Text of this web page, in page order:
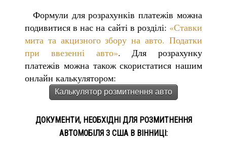
Формули для розрахунків платежів можна
подивитися в нас на сайті в розділі: «Ставки
мита та акцизного збору на авто. Податки
при ввезенні авто». Для розрахунку
платежів можна також скористатися нашим
онлайн калькулятором:
Калькулятор розмитнення авто
ДОКУМЕНТИ, НЕОБХІДНІ ДЛЯ РОЗМИТНЕННЯ
АВТОМОБІЛЯ З США В ВІННИЦІ: